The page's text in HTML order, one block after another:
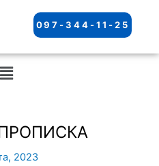
097-344-11-25
Меню
2023